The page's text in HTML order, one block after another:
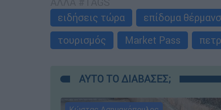
ειδήσεις τώρα
επίδομα
τουρισμός
Market Pass
ΑΥΤΟ ΤΟ ΔΙΑΒΑΣΕΣ;